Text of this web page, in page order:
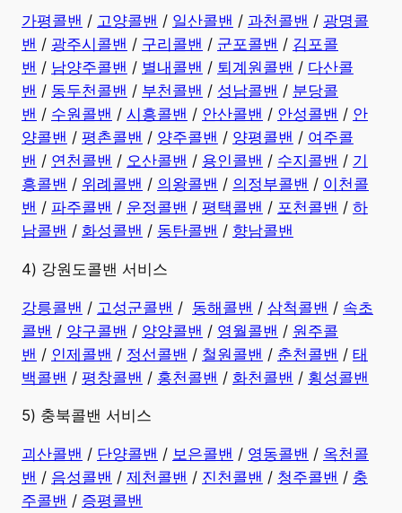
가평콜밴 / 고양콜밴 / 일산콜밴 / 과천콜밴 / 광명콜
밴 / 광주시콜밴 / 구리콜밴 / 군포콜밴 / 김포콜
밴 / 남양주콜밴 / 별내콜밴 / 퇴계원콜밴 / 다산콜
밴 / 동두천콜밴 / 부천콜밴 / 성남콜밴 / 분당콜
밴 / 수원콜밴 / 시흥콜밴 / 안산콜밴 / 안성콜밴 / 안
양콜밴 / 평촌콜밴 / 양주콜밴 / 양평콜밴 / 여주콜
밴 / 연천콜밴 / 오산콜밴 / 용인콜밴 / 수지콜밴 / 기
흥콜밴 / 위례콜밴 / 의왕콜밴 / 의정부콜밴 / 이천콜
밴 / 파주콜밴 / 운정콜밴 / 평택콜밴 / 포천콜밴 / 하
남콜밴 / 화성콜밴 / 동탄콜밴 / 향남콜밴
4) 강원도콜밴 서비스
강릉콜밴 / 고성군콜밴 / 동해콜밴 / 삼척콜밴 / 속초
콜밴 / 양구콜밴 / 양양콜밴 / 영월콜밴 / 원주콜
밴 / 인제콜밴 / 정선콜밴 / 철원콜밴 / 춘천콜밴 / 태
백콜밴 / 평창콜밴 / 홍천콜밴 / 화천콜밴 / 횡성콜밴
5) 충북콜밴 서비스
괴산콜밴 / 단양콜밴 / 보은콜밴 / 영동콜밴 / 옥천콜
밴 / 음성콜밴 / 제천콜밴 / 진천콜밴 / 청주콜밴 / 충
주콜밴 / 증평콜밴